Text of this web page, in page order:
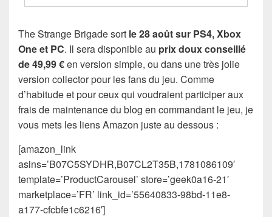
The Strange Brigade sort le 28 août sur PS4, Xbox
One et PC. Il sera disponible au prix doux conseillé
de 49,99 €en version simple, ou dans une très jolie
version collector pour les fans du jeu. Comme
d’habitude et pour ceux qui voudraient participer aux
frais de maintenance du blog en commandant le jeu, je
vous mets les liens Amazon juste au dessous :
[amazon_link
asins=’B07C5SYDHR,B07CL2T35B,1781086109′
template=’ProductCarousel’ store=’geek0a16-21′
marketplace=’FR’ link_id=’55640833-98bd-11e8-
a177-cfcbfe1c6216′]